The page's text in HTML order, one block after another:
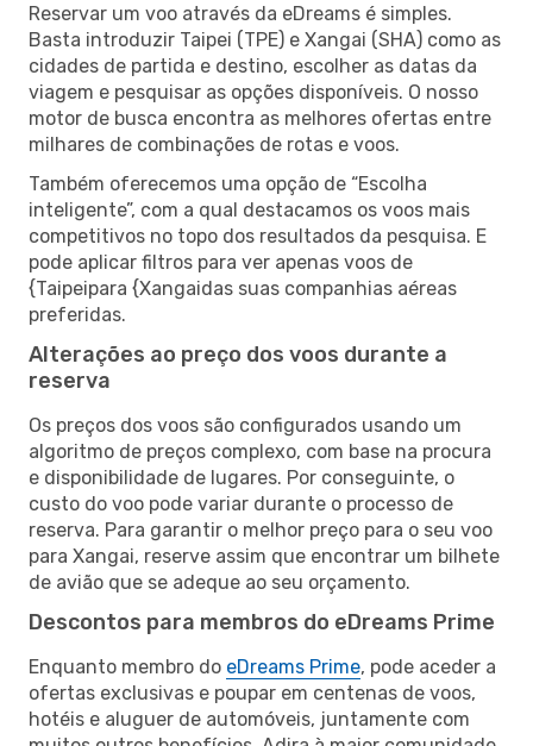
Reservar um voo através da eDreams é simples.
Basta introduzir Taipei (TPE) e Xangai (SHA) como as
cidades de partida e destino, escolher as datas da
viagem e pesquisar as opções disponíveis. O nosso
motor de busca encontra as melhores ofertas entre
milhares de combinações de rotas e voos.
Também oferecemos uma opção de “Escolha
inteligente”, com a qual destacamos os voos mais
competitivos no topo dos resultados da pesquisa. E
pode aplicar filtros para ver apenas voos de
{Taipeipara {Xangaidas suas companhias aéreas
preferidas.
Alterações ao preço dos voos durante a
reserva
Os preços dos voos são configurados usando um
algoritmo de preços complexo, com base na procura
e disponibilidade de lugares. Por conseguinte, o
custo do voo pode variar durante o processo de
reserva. Para garantir o melhor preço para o seu voo
para Xangai, reserve assim que encontrar um bilhete
de avião que se adeque ao seu orçamento.
Descontos para membros do eDreams Prime
Enquanto membro do eDreams Prime, pode aceder a
ofertas exclusivas e poupar em centenas de voos,
hotéis e aluguer de automóveis, juntamente com